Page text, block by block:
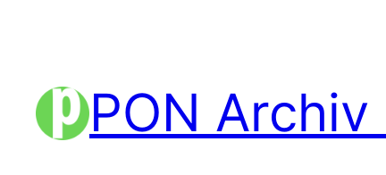
PON